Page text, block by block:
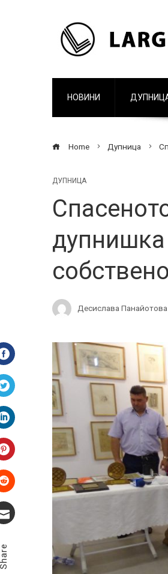
НОВИНИ
Home Дупница
ДУПНИЦА
Десислава Панайотова
Facebook
Twitter
LinkedIn
Pinterest
Stumbleupon